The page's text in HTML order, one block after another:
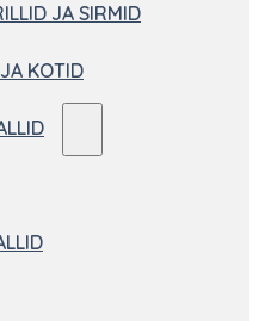
JA SIRMID
KOTID